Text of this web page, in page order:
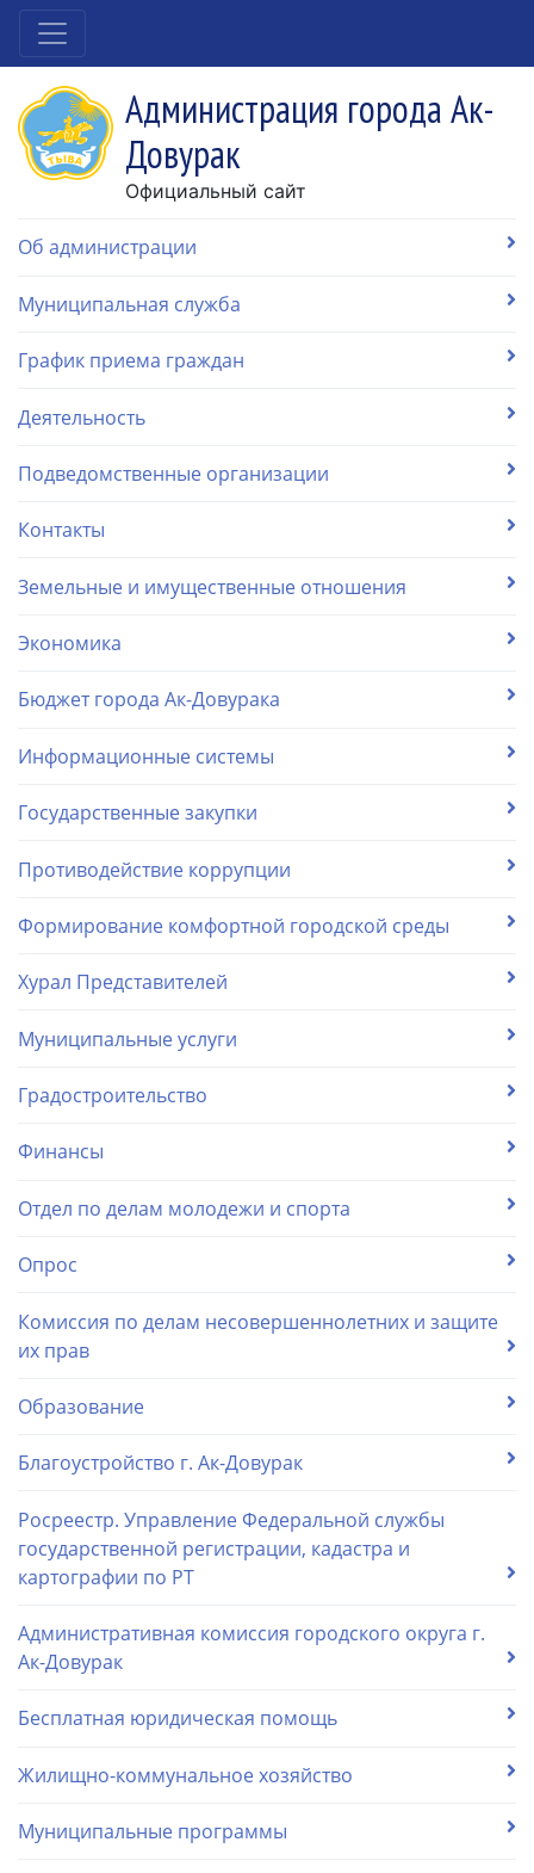
Администрация города Ак-
Довурак
Официальный сайт
Об администрации
Муниципальная служба
График приема граждан
Деятельность
Подведомственные организации
Контакты
Земельные и имущественные отношения
Экономика
Бюджет города Ак-Довурака
Информационные системы
Государственные закупки
Противодействие коррупции
Формирование комфортной городской среды
Хурал Представителей
Муниципальные услуги
Градостроительство
Финансы
Отдел по делам молодежи и спорта
Опрос
Комиссия по делам несовершеннолетних и защите
их прав
Образование
Благоустройство г. Ак-Довурак
Росреестр. Управление Федеральной службы
государственной регистрации, кадастра и
картографии по РТ
Административная комиссия городского округа г.
Ак-Довурак
Бесплатная юридическая помощь
Жилищно-коммунальное хозяйство
Муниципальные программы